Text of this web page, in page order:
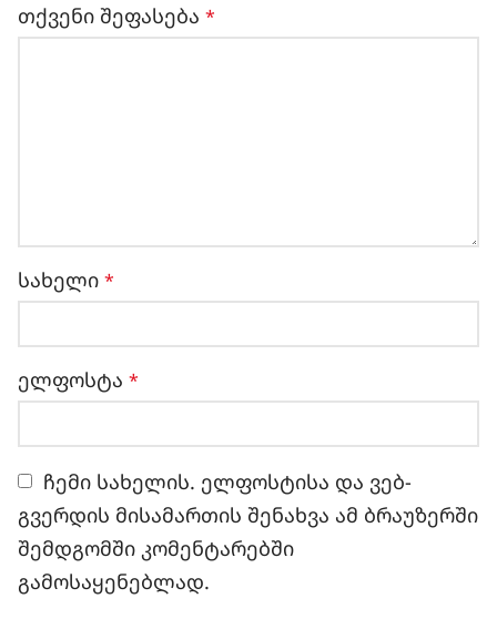
თქვენი შეფასება *
სახელი *
ელფოსტა *
ჩემი სახელის. ელფოსტისა და ვებ-
გვერდის მისამართის შენახვა ამ ბრაუზერში
შემდგომში კომენტარებში
გამოსაყენებლად.